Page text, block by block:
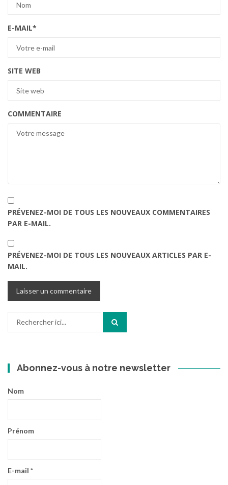
E-MAIL*
SITE WEB
COMMENTAIRE
PRÉVENEZ-MOI DE TOUS LES NOUVEAUX COMMENTAIRES
PAR E-MAIL.
PRÉVENEZ-MOI DE TOUS LES NOUVEAUX ARTICLES PAR E-
MAIL.
Abonnez-vous à notre newsletter
Nom
Prénom
E-mail *